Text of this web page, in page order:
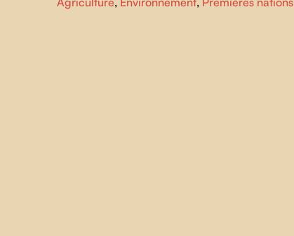
malgré les rigueurs du climat nordique, offrant leurs